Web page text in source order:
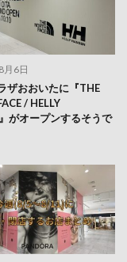
月6日
ザおおいたに『THE
/ HELLY
がオープンするそうで